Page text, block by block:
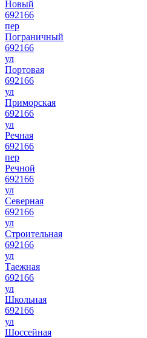
Новый
692166
пер
Пограничный
692166
ул
Портовая
692166
ул
Приморская
692166
ул
Речная
692166
пер
Речной
692166
ул
Северная
692166
ул
Строительная
692166
ул
Таежная
692166
ул
Школьная
692166
ул
Шоссейная